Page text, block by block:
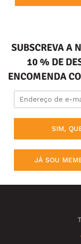
SUBSCREVA A
10 % DE
ENCOMENDA
SIM,
JÁ SOU